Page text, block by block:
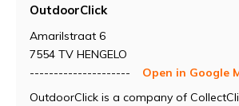
OutdoorClick
Amarilstraat 6
7554 TV HENGELO
---------------------
Open in Google
OutdoorClick is a company of